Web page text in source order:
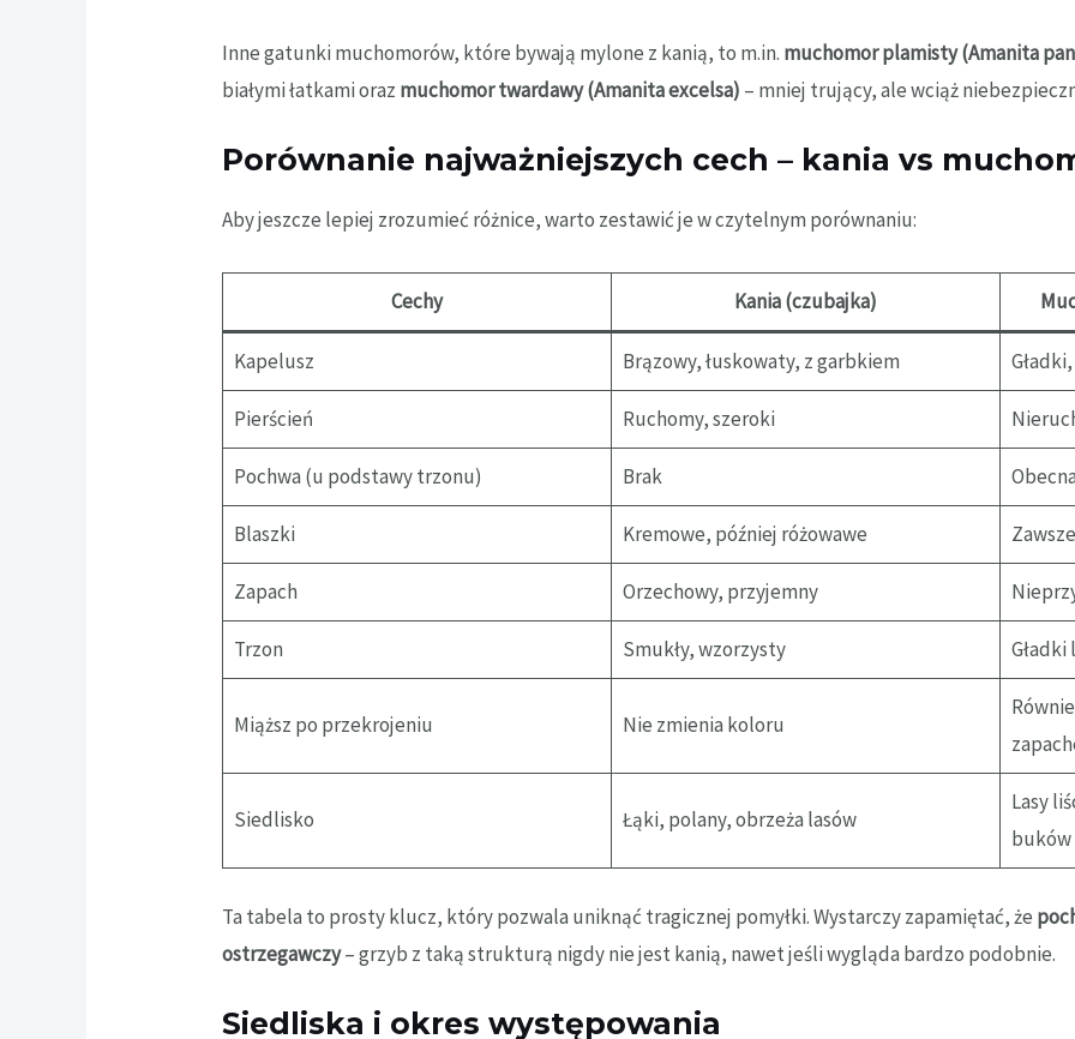
Inne gatunki muchomorów, które bywają mylone z kanią, to m.in. muchomor plamisty (Amanita
białymi łatkami oraz muchomor twardawy (Amanita excelsa) – mniej trujący, ale wciąż
Porównanie najważniejszych cech – kania vs
Aby jeszcze lepiej zrozumieć różnice, warto zestawić je w czytelnym porównaniu:
Cechy Kania (czubajka)
Kapelusz Brązowy, łuskowaty, z garbkiem
Pierścień Ruchomy, szeroki
Pochwa (u podstawy trzonu) Brak
Blaszki Kremowe, później różowawe
Zapach Orzechowy, przyjemny
Trzon Smukły, wzorzysty
Miąższ po przekrojeniu Nie zmienia koloru
Siedlisko Łąki, polany, obrzeża lasów
Lasy
buków
Ta tabela to prosty klucz, który pozwala uniknąć tragicznej pomyłki. Wystarczy zapamiętać, że
ostrzegawczy– grzyb z taką strukturą nigdy nie jest kanią, nawet jeśli wygląda bardzo podobnie.
Siedliska i okres występowania